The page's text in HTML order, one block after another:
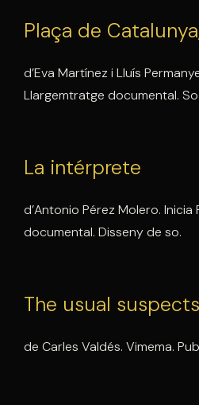
Plaça de
d’Eva Martínez i Lluís
Llargemtratge documental.
La intérprete
d’Antonio Pérez Molero. Inicia
documental. Disseny de so.
The usual
de Carles Valdés. Vimema.